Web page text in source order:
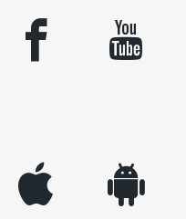
facebook youtube
appleinc android